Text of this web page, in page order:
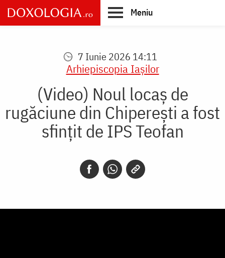
Skip
to
main
Meniu
7 Iunie 2026 14:11
Arhiepiscopia Iaşilor
(Video) Noul locaș de
rugăciune din Chiperești a fost
sfințit de IPS Teofan